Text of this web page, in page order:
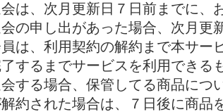
は、次月更新日７日前までに、
の申し出があった場合、次月更
は、利用契約の解約 まで本サー
するまでサービスを利用できる
する場合、​​保管してる商品につ
約された場合は、７日後に商品